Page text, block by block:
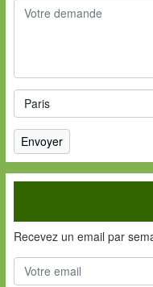
Recevez un email par